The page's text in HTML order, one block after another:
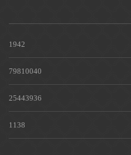
1942
79810040
25443936
1138